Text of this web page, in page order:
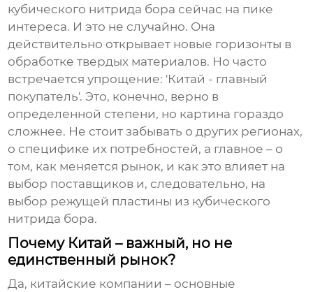
кубического нитрида бора сейчас на пике
интереса. И это не случайно. Она
действительно открывает новые горизонты в
обработке твердых материалов. Но часто
встречается упрощение: 'Китай - главный
покупатель'. Это, конечно, верно в
определенной степени, но картина гораздо
сложнее. Не стоит забывать о других регионах,
о специфике их потребностей, а главное – о
том, как меняется рынок, и как это влияет на
выбор поставщиков и, следовательно, на
выбор режущей пластины из кубического
нитрида бора.
Почему Китай – важный, но не
единственный рынок?
Да, китайские компании – основные